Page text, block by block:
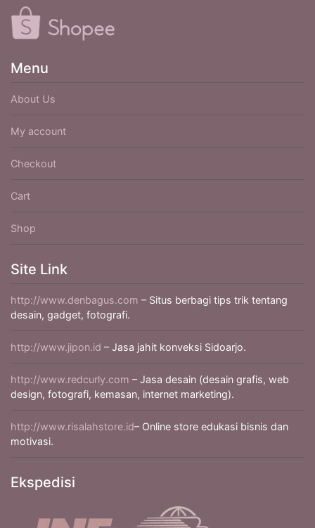
Menu
About Us
My account
Checkout
Cart
Shop
Site Link
http://www.denbagus.com – Situs berbagi tips trik tentang
desain, gadget, fotografi.
http://www.jipon.id – Jasa jahit konveksi Sidoarjo.
http://www.redcurly.com – Jasa desain (desain grafis, web
design, fotografi, kemasan, internet marketing).
http://www.risalahstore.id– Online store edukasi bisnis dan
motivasi.
Ekspedisi